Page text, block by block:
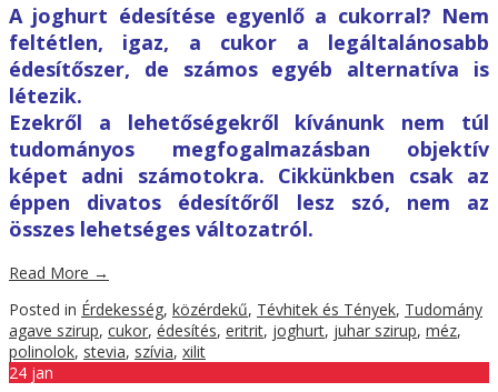
A joghurt édesítése egyenlő a cukorral? Nem
feltétlen, igaz, a cukor a legáltalánosabb
édesítőszer, de számos egyéb alternatíva is
létezik.
Ezekről a lehetőségekről kívánunk nem túl
tudományos megfogalmazásban objektív
képet adni számotokra. Cikkünkben csak az
éppen divatos édesítőről lesz szó, nem az
összes lehetséges változatról.
Read More →
Posted in Érdekesség, közérdekű, Tévhitek és Tények, Tudomány
agave szirup, cukor, édesítés, eritrit, joghurt, juhar szirup, méz,
polinolok, stevia, szívia, xilit
24 jan